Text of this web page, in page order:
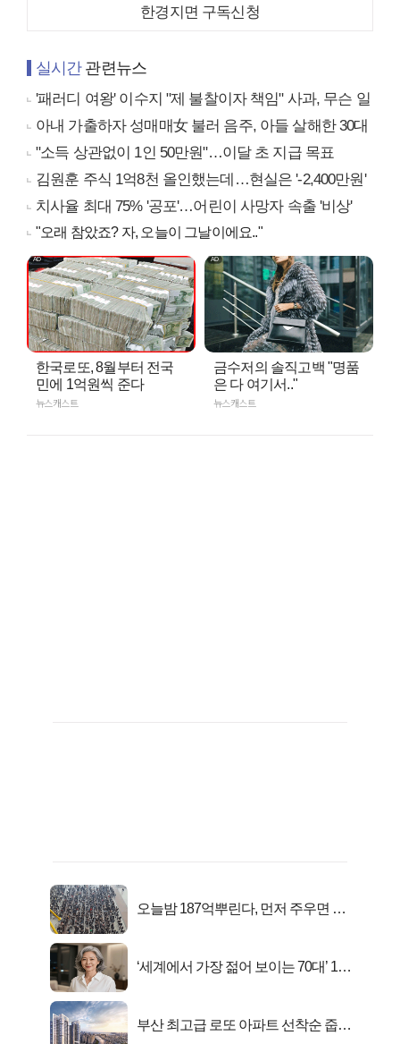
한경지면 구독신청
실시간관련뉴스
'패러디 여왕' 이수지 "제 불찰이자 책임" 사과, 무슨 일
아내 가출하자 성매매女 불러 음주, 아들 살해한 30대
"소득 상관없이 1인 50만원"…이달 초 지급 목표
김원훈 주식 1억8천 올인했는데…현실은 '-2,400만원'
치사율 최대 75% '공포'…어린이 사망자 속출 '비상'
"오래 참았죠? 자, 오늘이 그날이에요.."
한국로또, 8월부터 전국
민에 1억원씩 준다
뉴스캐스트
금수저의 솔직고백 "명품
은 다 여기서.."
뉴스캐스트
오늘밤 187억뿌린다, 먼저 주우면 최
‘세계에서 가장 젊어 보이는 70대’ 1위
부산 최고급 로또 아파트 선착순 줍줍